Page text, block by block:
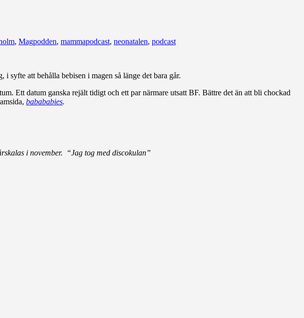
, Magpodden, mammapodcast, neonatalen, podcast
syfte att behålla bebisen i magen så länge det bara går.
Ett datum ganska rejält tidigt och ett par närmare utsatt BF. Bättre det än att bli chockad
babababies.
i november. “Jag tog med discokulan”